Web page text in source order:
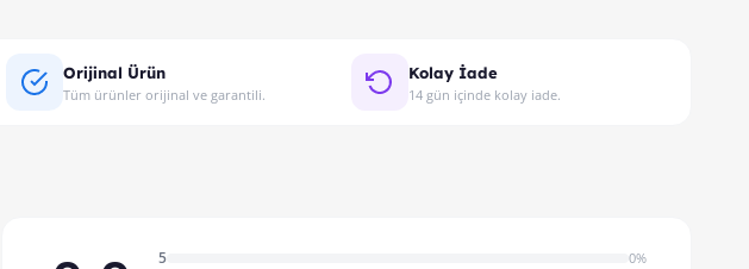
Orijinal Ürün
Tüm ürünler orijinal ve garantili.
Kolay İade
14 gün içinde kolay iade.
5 0%